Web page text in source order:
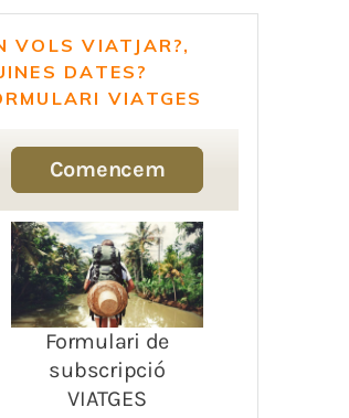
VOLS VIATJAR?,
DATES?
VIATGES